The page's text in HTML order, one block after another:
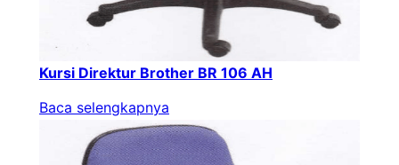
Kursi Direktur Brother BR 106 AH
Baca selengkapnya